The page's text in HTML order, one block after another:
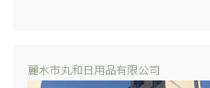
麗水市丸和日用品有限公司​